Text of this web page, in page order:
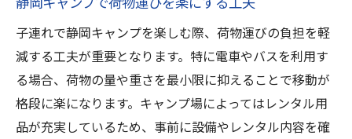
子連れで静岡キャンプを楽しむ際、荷物運びの負担を軽
減する工夫が重要となります。特に電車やバスを利用す
る場合、荷物の量や重さを最小限に抑えることで移動が
格段に楽になります。キャンプ場によってはレンタル用
品が充実しているため、事前に設備やレンタル内容を確